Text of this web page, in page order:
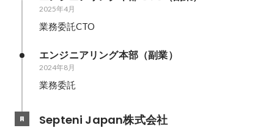
2025年4月
業務委託CTO
エンジニアリング本部（副業）
2024年8月
業務委託
Septeni Japan株式会社